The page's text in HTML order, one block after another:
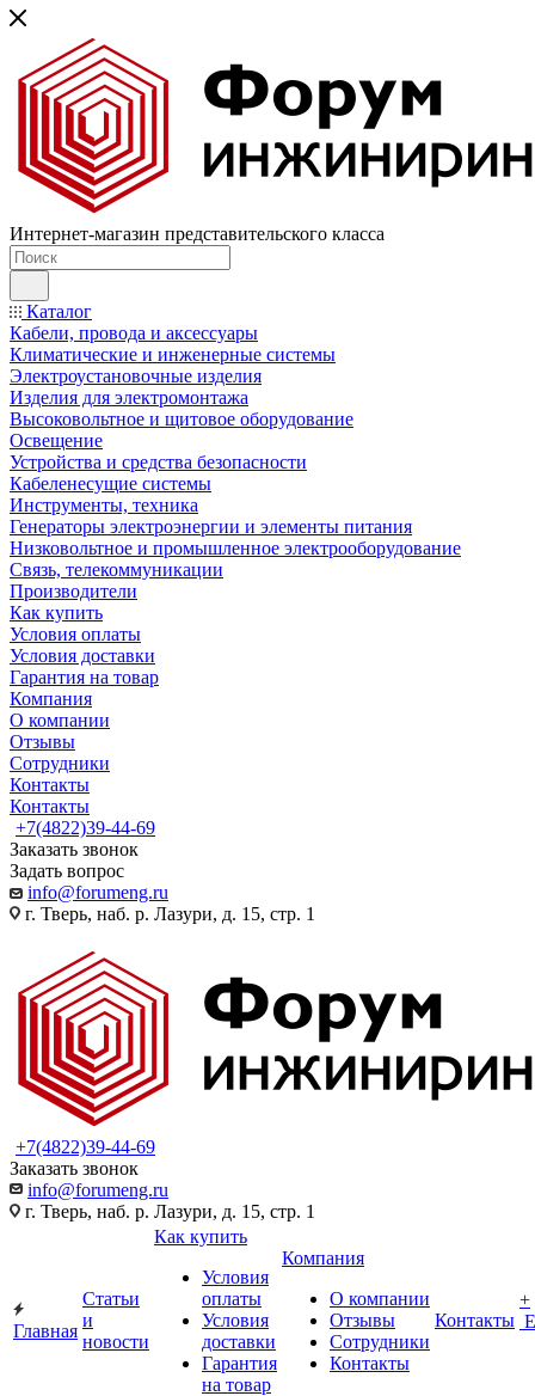
Интернет-магазин представительского класса
Каталог
Кабели, провода и аксессуары
Климатические и инженерные системы
Электроустановочные изделия
Изделия для электромонтажа
Высоковольтное и щитовое оборудование
Освещение
Устройства и средства безопасности
Кабеленесущие системы
Инструменты, техника
Генераторы электроэнергии и элементы питания
Низковольтное и промышленное электрооборудование
Связь, телекоммуникации
Производители
Как купить
Условия оплаты
Условия доставки
Гарантия на товар
Компания
О компании
Отзывы
Сотрудники
Контакты
Контакты
+7(4822)39-44-69
Заказать звонок
Задать вопрос
info@forumeng.ru
г. Тверь, наб. р. Лазури, д. 15, стр. 1
+7(4822)39-44-69
Заказать звонок
info@forumeng.ru
г. Тверь, наб. р. Лазури, д. 15, стр. 1
Главная
Статьи
и
новости
Как купить
Условия
оплаты
Условия
доставки
Гарантия
на товар
Компания
О компании
Отзывы
Сотрудники
Контакты
Контакты
+